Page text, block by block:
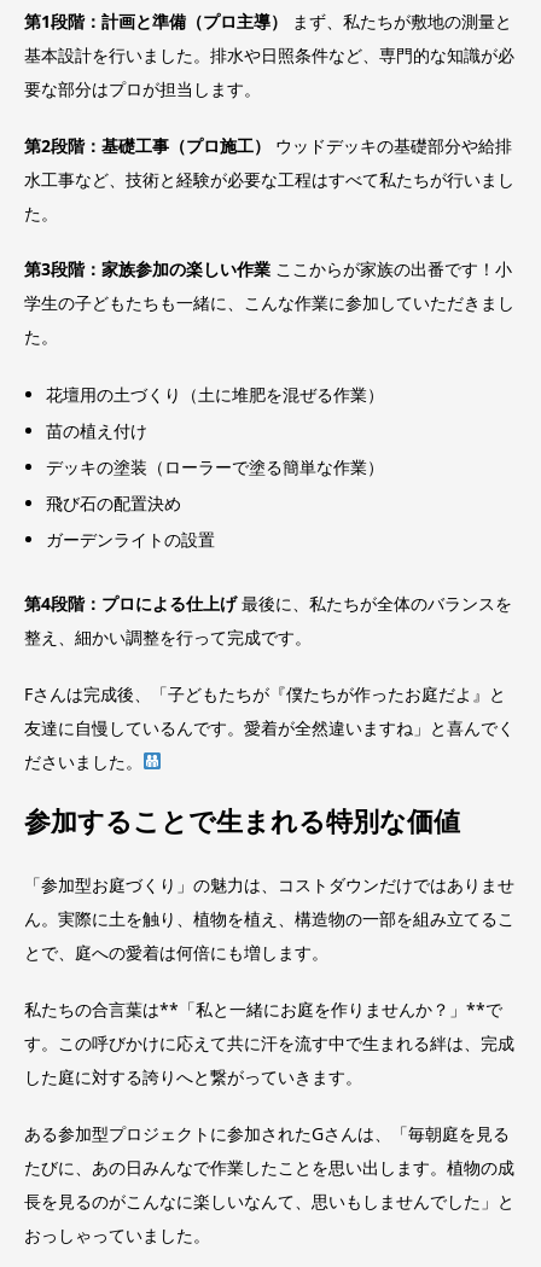
第1段階：計画と準備（プロ主導）
まず、私たちが敷地の測量と
基本設計を行いました。排水や日照条件など、専門的な知識が必
要な部分はプロが担当します。
第2段階：基礎工事（プロ施工）
ウッドデッキの基礎部分や給排
水工事など、技術と経験が必要な工程はすべて私たちが行いまし
た。
第3段階：家族参加の楽しい作業 ここからが家族の出番です！小
学生の子どもたちも一緒に、こんな作業に参加していただきまし
た。
花壇用の土づくり（土に堆肥を混ぜる作業）
苗の植え付け
デッキの塗装（ローラーで塗る簡単な作業）
飛び石の配置決め
ガーデンライトの設置
第4段階：プロによる仕上げ最後に、私たちが全体のバランスを
整え、細かい調整を行って完成です。
Fさんは完成後、「子どもたちが『僕たちが作ったお庭だよ』と
友達に自慢しているんです。愛着が全然違いますね」と喜んでく
ださいました。
参加することで生まれる特別な価値
「参加型お庭づくり」の魅力は、コストダウンだけではありませ
ん。実際に土を触り、植物を植え、構造物の一部を組み立てるこ
とで、庭への愛着は何倍にも増します。
私たちの合言葉は**「私と一緒にお庭を作りませんか？」**で
す。この呼びかけに応えて共に汗を流す中で生まれる絆は、完成
した庭に対する誇りへと繋がっていきます。
ある参加型プロジェクトに参加されたGさんは、「毎朝庭を見る
たびに、あの日みんなで作業したことを思い出します。植物の成
長を見るのがこんなに楽しいなんて、思いもしませんでした」と
おっしゃっていました。